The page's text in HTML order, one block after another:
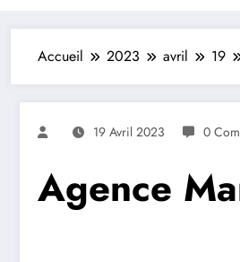
Accueil 2023 avril 19
19 Avril 2023 0
Agence